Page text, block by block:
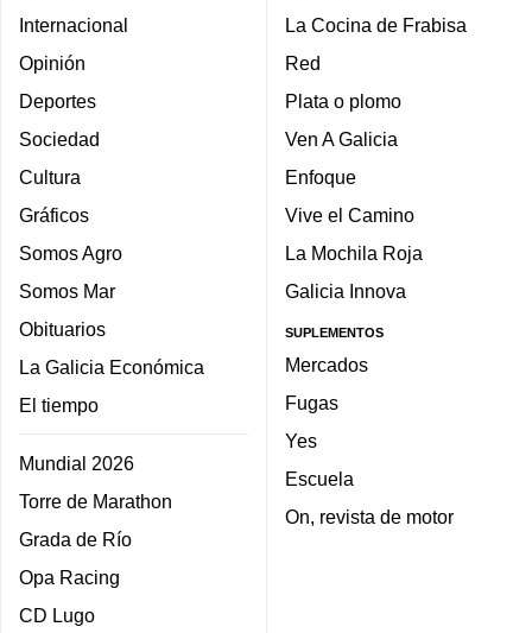
Internacional
Opinión
Deportes
Sociedad
Cultura
Gráficos
Somos Agro
Somos Mar
Obituarios
La Galicia Económica
El tiempo
Mundial 2026
Torre de Marathon
Grada de Río
Opa Racing
CD Lugo
La Cocina de Frabisa
Red
Plata o plomo
Ven A Galicia
Enfoque
Vive el Camino
La Mochila Roja
Galicia Innova
SUPLEMENTOS
Mercados
Fugas
Yes
Escuela
On, revista de motor